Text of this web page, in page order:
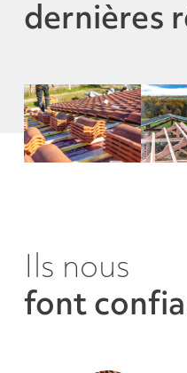
dernières
Ils nous
font